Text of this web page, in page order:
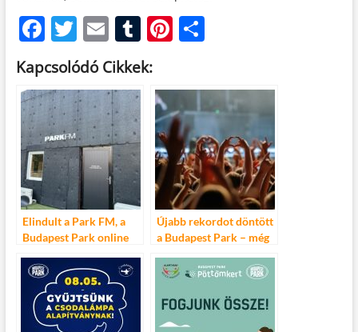
F
ac
e
b
o
o
k
T
w
itt
er
E
m
ail
T
u
m
bl
r
Pi
es
t
O
m
e
g
Kapcsolódó Cikkek:
Elindult a Park FM, a
Budapest Park online
Újabb rekordot döntött
a Budapest Park – még
fordultak meg egy
szórakozóhelyen